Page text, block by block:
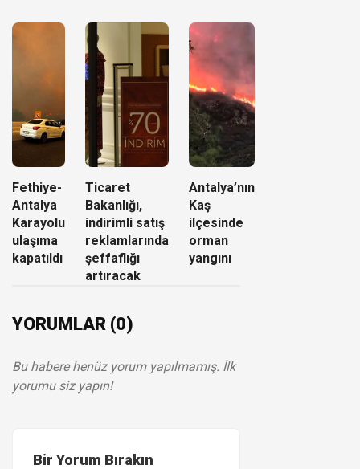
Fethiye-
Antalya
Karayolu
ulaşıma
kapatıldı
Ticaret
Bakanlığı,
indirimli satış
reklamlarında
şeffaflığı
artıracak
Antalya’nın
Kaş
ilçesinde
orman
yangını
YORUMLAR (0)
Bu habere henüz yorum yapılmamış. İlk
yorumu siz yapın!
Bir Yorum Bırakın